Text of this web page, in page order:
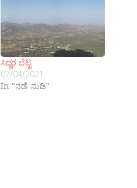
ಸಿದ್ದರ ಬೆಟ್ಟ
07/04/2021
In "ನಡೆ-ನುಡಿ"